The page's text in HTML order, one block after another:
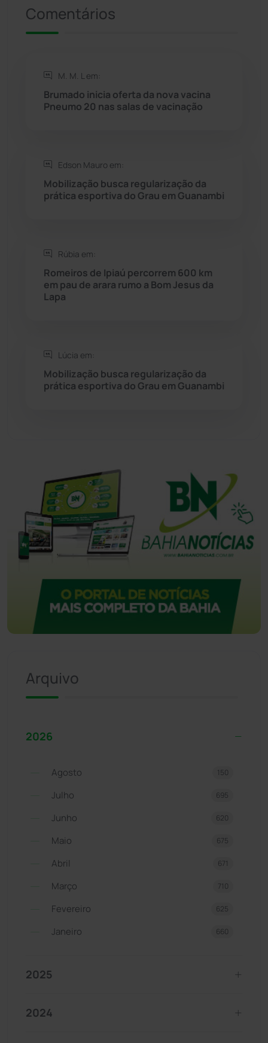
Rio do Antônio
Saúde
Seabra (50)
Sítio do Mato
Sudoeste Baiano (1530)
Tanque Novo
Tecnologia (12)
Comentários
M. M. L em:
Brumado inicia oferta da nova vacina
Pneumo 20 nas salas de vacinação
Edson Mauro em:
Mobilização busca regularização da
prática esportiva do Grau em Guanambi
Rúbia em:
Romeiros de Ipiaú percorrem 600 km
em pau de arara rumo a Bom Jesus da
Lapa
Lúcia em:
Mobilização busca regularização da
prática esportiva do Grau em Guanambi
Arquivo
2026
Agosto 150
Julho 695
Junho 620
Maio 675
Abril 671
Março 710
Fevereiro 625
Janeiro 660
2025
2024